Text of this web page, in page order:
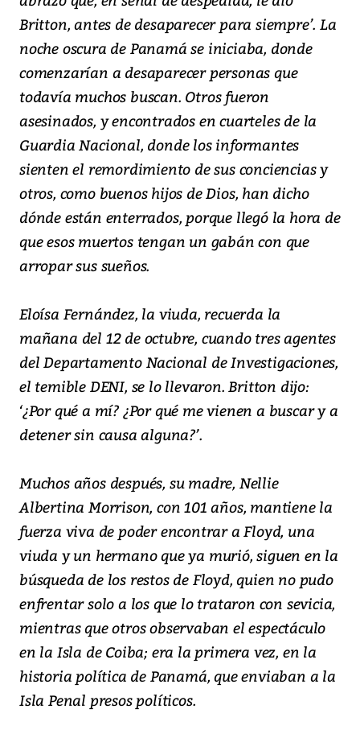
Britton, antes de desaparecer para siempre’. La
noche oscura de Panamá se iniciaba, donde
comenzarían a desaparecer personas que
todavía muchos buscan. Otros fueron
asesinados, y encontrados en cuarteles de la
Guardia Nacional, donde los informantes
sienten el remordimiento de sus conciencias y
otros, como buenos hijos de Dios, han dicho
dónde están enterrados, porque llegó la hora de
que esos muertos tengan un gabán con que
arropar sus sueños.
Eloísa Fernández, la viuda, recuerda la
mañana del 12 de octubre, cuando tres agentes
del Departamento Nacional de Investigaciones,
el temible DENI, se lo llevaron. Britton dijo:
‘¿Por qué a mí? ¿Por qué me vienen a buscar y a
detener sin causa alguna?’.
Muchos años después, su madre, Nellie
Albertina Morrison, con 101 años, mantiene la
fuerza viva de poder encontrar a Floyd, una
viuda y un hermano que ya murió, siguen en la
búsqueda de los restos de Floyd, quien no pudo
enfrentar solo a los que lo trataron con sevicia,
mientras que otros observaban el espectáculo
en la Isla de Coiba; era la primera vez, en la
historia política de Panamá, que enviaban a la
Isla Penal presos políticos.